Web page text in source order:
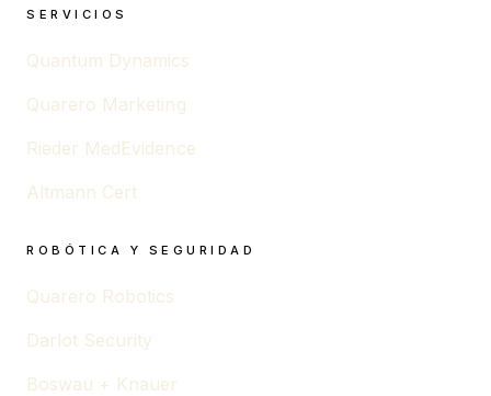
SERVICIOS
Quantum Dynamics
Quarero Marketing
Rieder MedEvidence
Altmann Cert
ROBÓTICA Y SEGURIDAD
Quarero Robotics
Darlot Security
Boswau + Knauer